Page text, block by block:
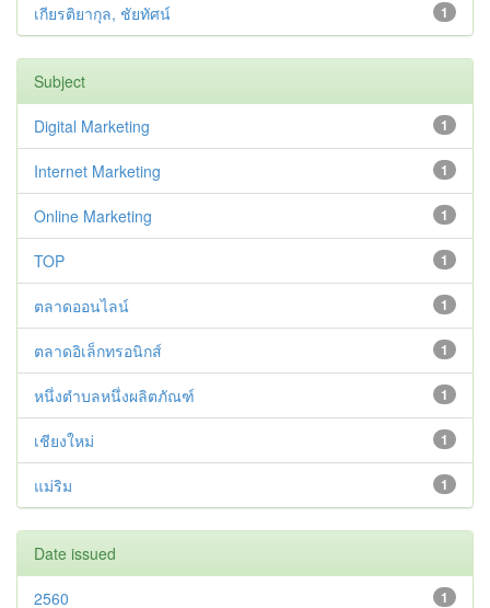
1
เกียรติยากุล, ชัยทัศน์
Subject
1
Digital Marketing
1
Internet Marketing
1
Online Marketing
1
TOP
1
ตลาดออนไลน์
1
ตลาดอิเล็กทรอนิกส์
1
หนึ่งตำบลหนึ่งผลิตภัณฑ์
1
เชียงใหม่
1
แม่ริม
Date issued
1
2560